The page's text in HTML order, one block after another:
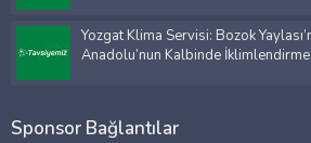
Yozgat Klima Servisi: Bozok
Anadolu’nun Kalbinde
Sponsor Bağlantılar